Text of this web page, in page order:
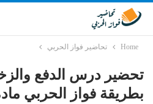
Home تحاضير فواز الحربي
تحضير درس الدفع